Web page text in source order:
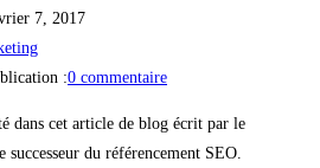
7, 2017
:0 commentaire
dans cet article de blog écrit par le
du référencement SEO.